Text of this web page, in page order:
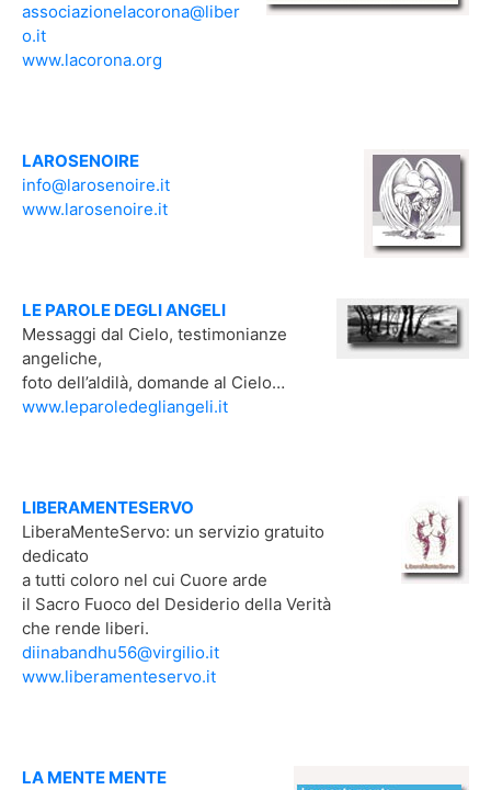
associazionelacorona@liber
o.it
www.lacorona.org
LAROSENOIRE
info@larosenoire.it
www.larosenoire.it
LE PAROLE DEGLI ANGELI
Messaggi dal Cielo, testimonianze
angeliche,
foto dell’aldilà, domande al Cielo…
www.leparoledegliangeli.it
LIBERAMENTESERVO
LiberaMenteServo: un servizio gratuito
dedicato
a tutti coloro nel cui Cuore arde
il Sacro Fuoco del Desiderio della Verità
che rende liberi.
diinabandhu56@virgilio.it
www.liberamenteservo.it
LA MENTE MENTE